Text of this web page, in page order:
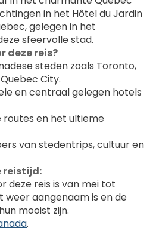
in het Hôtel du Jardin
gelegen in het
sfeervolle stad.
deze reis?
steden zoals Toronto,
City.
en centraal gelegen hotels
en het ultieme
van stedentrips, cultuur en
reistijd:
deze reis is van mei tot
aangenaam is en de
mooist zijn.
.